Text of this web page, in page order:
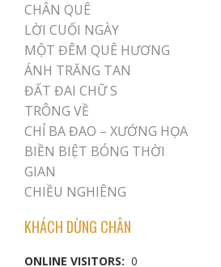
CHÂN QUÊ
LỜI CUỐI NGÀY
MỘT ĐÊM QUÊ HƯƠNG
ÁNH TRĂNG TAN
ĐẤT ĐAI CHỮ S
TRÔNG VỀ
CHỈ BA ĐAO – XƯỚNG HỌA
BIỀN BIỆT BÓNG THỜI
GIAN
CHIỀU NGHIÊNG
KHÁCH DỪNG CHÂN
ONLINE VISITORS: 0